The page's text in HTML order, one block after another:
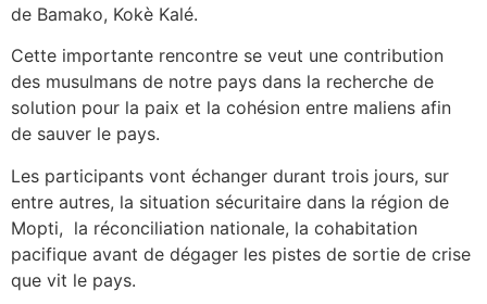
de Bamako, Kokè Kalé.
Cette importante rencontre se veut une contribution
des musulmans de notre pays dans la recherche de
solution pour la paix et la cohésion entre maliens afin
de sauver le pays.
Les participants vont échanger durant trois jours, sur
entre autres, la situation sécuritaire dans la région de
Mopti, la réconciliation nationale, la cohabitation
pacifique avant de dégager les pistes de sortie de crise
que vit le pays.